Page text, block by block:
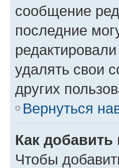
сообщение
последние
удалять свои
других
Вернуться
Как
Чтобы